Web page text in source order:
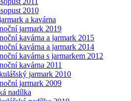
2010
a kavárna
jarmark 2019
kavárna a jarmark 2015
kavárna a jarmark 2014
kavárna s jarmarkem 2012
kavárna 2011
jarmark 2010
jarmark 2009
nadílka